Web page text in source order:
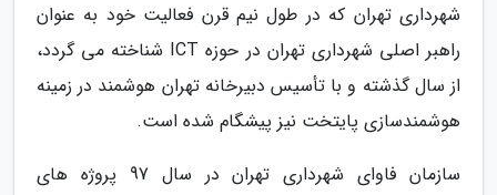
شهرداری تهران که در طول نیم قرن فعالیت خود به عنوان
راهبر اصلی شهرداری تهران در حوزه ICT شناخته می گردد،
از سال گذشته و با تأسیس دبیرخانه تهران هوشمند در زمینه
هوشمندسازی پایتخت نیز پیشگام شده است.
سازمان فاوای شهرداری تهران در سال 97 پروژه های